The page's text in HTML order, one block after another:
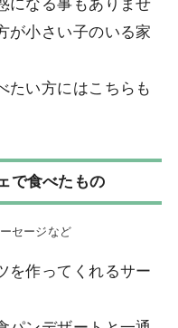
になる事もありませ
が小さい子のいる家
たい方にはこちらも
で食べたもの
セージなど
を作ってくれるサー